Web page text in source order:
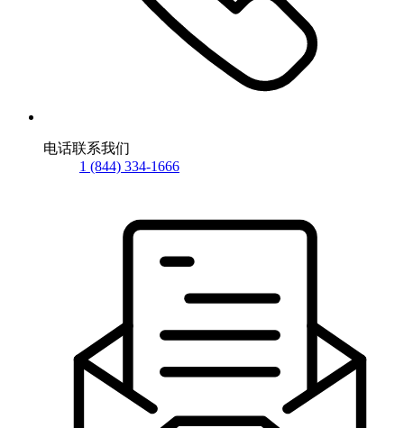
电话联系我们
1 (844) 334-1666